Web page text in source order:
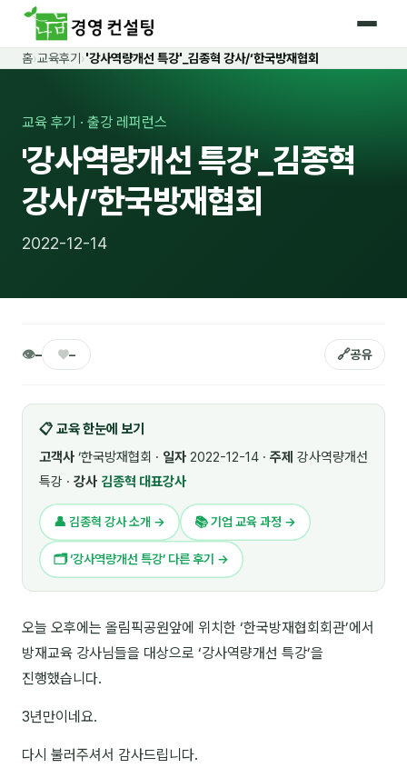
홈
커리큘럼
🛡️ 법정 의무교육 4종
🤖 AI · IT 교육
🧭 경영전략 · 트렌드 8
🎓 강사육성 · 교수법
🏭 산업 특화
💻 IT · 디지털
🎬 영상 · 콘텐츠
📊 프레젠테이션 · 기획 11
🚀 창업 · 커리어
🗣️ 외국어 강의
👥 리더십 · 조직
📚 인문학 · 교양
홈›교육후기 ›'강사역량개선 특강'_김종혁 강사/‘한국방재협회
교육 후기 · 출강 레퍼런스
'강사역량개선 특강'_김종혁
강사/‘한국방재협회
2022-12-14
👁– ♥– 🔗공유
📋 교육 한눈에 보기
고객사 ‘한국방재협회 · 일자 2022-12-14 · 주제 강사역량개선
특강 · 강사 김종혁 대표강사
👤 김종혁 강사 소개 → 📚 기업 교육 과정 →
🗂 ‘강사역량개선 특강’ 다른 후기 →
오늘 오후에는 올림픽공원앞에 위치한 ‘한국방재협회회관’에서
방재교육 강사님들을 대상으로 ‘강사역량개선 특강’을
진행했습니다.
3년만이네요.
다시 불러주셔서 감사드립니다.